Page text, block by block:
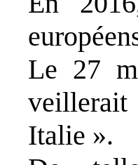
Le 27
veillerait
Italie ».